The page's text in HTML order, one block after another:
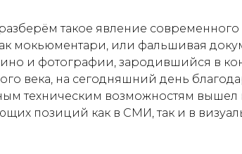
такое явление современного
мокьюментари , или фальшивая
и фотографии, зародившийся в
века, на сегодняшний день
техническим возможностям вышел
позиций как в СМИ, так и в